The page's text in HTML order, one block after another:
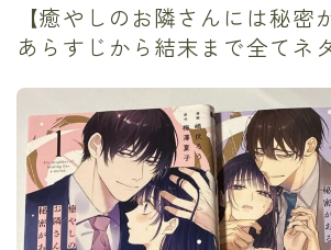
【癒やしのお隣さんには秘密
あらすじから結末まで全てネ